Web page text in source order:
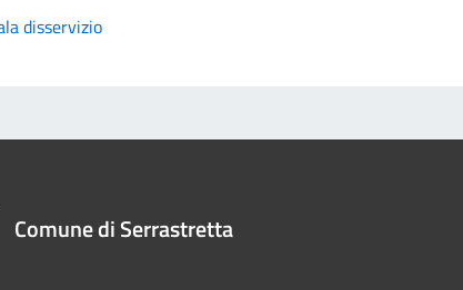
disservizio
Comune di Serrastretta